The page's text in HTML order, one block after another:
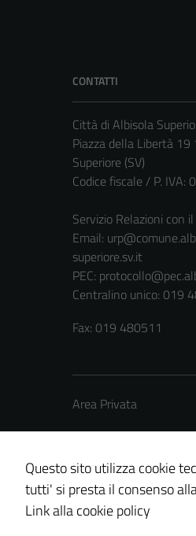
CONTATTI
Città di Albisola
Piazza della Libertà
Superiore (SV)
Codice fiscale / P.
Servizio Relazioni con
Email:
superiore.sv.it
PEC:
Centralino unico: 019
Fax: 019 480511
Area Privata
Credits: © Technical
Questo sito utilizza cookie
tutti' si presta il consenso
Link alla cookie policy